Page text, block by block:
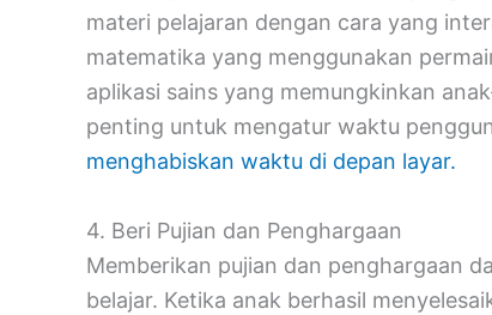
materi pelajaran dengan cara yang
matematika yang menggunakan
aplikasi sains yang memungkinkan
penting untuk mengatur waktu
menghabiskan waktu di depan layar.
4. Beri Pujian dan Penghargaan
Memberikan pujian dan penghargaan
belajar. Ketika anak berhasil